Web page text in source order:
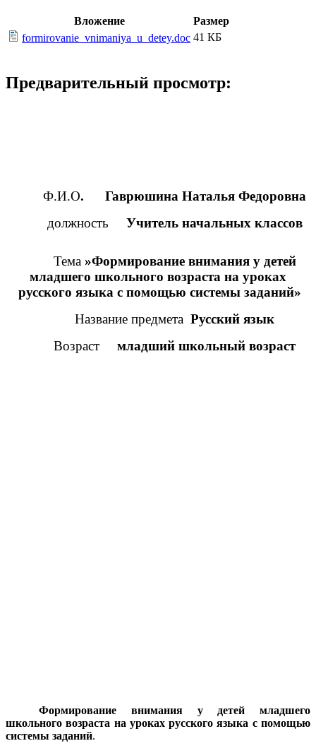
Вложение
Размер
formirovanie_vnimaniya_u_detey.doc 41 КБ
Предварительный просмотр:
Ф.И.О. Гаврюшина Наталья Федоровна
должность
Учитель начальных классов
Тема»Формирование внимания у детей
младшего школьного возраста на уроках
русского языка с помощью системы заданий»
Название предмета Русский язык
Возраст младший школьный возраст
Формирование внимания у детей младшего
школьного возраста на уроках русского языка с помощью
системы заданий.